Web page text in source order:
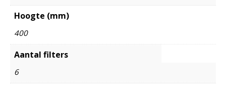
Hoogte (mm)
400
Aantal filters
6